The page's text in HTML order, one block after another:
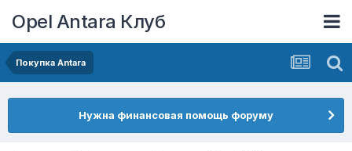
Opel Antara Клуб
Покупка Antara
Нужна финансовая помощь форуму